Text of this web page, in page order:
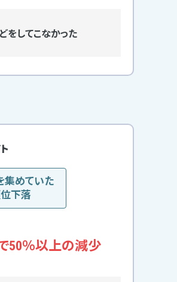
をしてこなかった
集めていた
下落
50％以上の減少